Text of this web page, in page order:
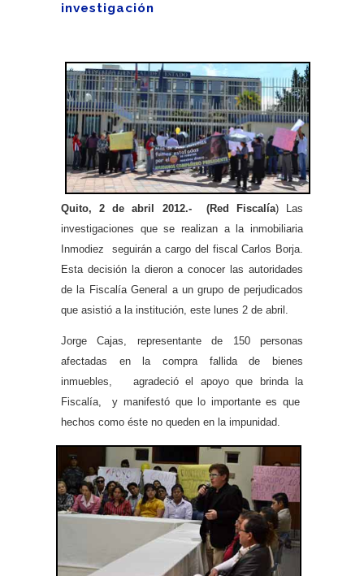
investigación
Quito, 2 de abril 2012.- (Red Fiscalía) Las
investigaciones que se realizan a la inmobiliaria
Inmodiez seguirán a cargo del fiscal Carlos Borja.
Esta decisión la dieron a conocer las autoridades
de la Fiscalía General a un grupo de perjudicados
que asistió a la institución, este lunes 2 de abril.
Jorge Cajas, representante de 150 personas
afectadas en la compra fallida de bienes
inmuebles, agradeció el apoyo que brinda la
Fiscalía, y manifestó que lo importante es que
hechos como éste no queden en la impunidad.